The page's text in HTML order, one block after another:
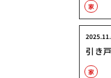
家
引き
家